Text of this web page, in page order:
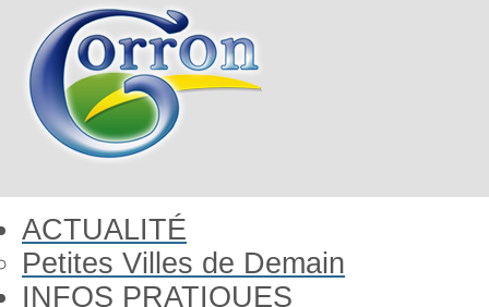
ACTUALITÉ
Petites Villes de Demain
INFOS PRATIQUES